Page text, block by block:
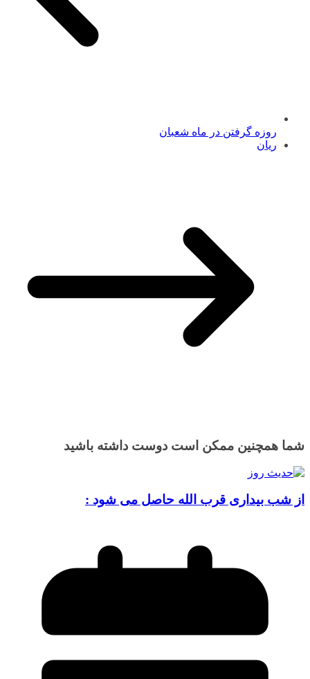
روزه گرفتن در ماه شعبان
ريان
شما همچنین ممکن است دوست داشته باشید
از شب بیداری قرب الله حاصل می شود :